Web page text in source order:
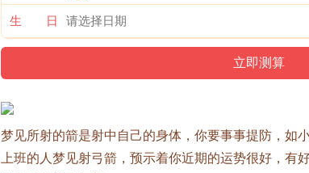
生 日
梦见所射的箭是射中自己的身体，你要事事提防，如
上班的人梦见射弓箭，预示着你近期的运势很好，有